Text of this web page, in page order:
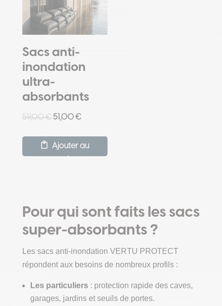
Sacs anti-
inondation
ultra-
absorbants
59,00€ Le
initial
était :
51,00€Le
actuel
est :
Ajouter au
Pour qui sont faits les sacs
super-absorbants ?
Les sacs anti-inondation VERTU PROTECT
répondent aux besoins de nombreux profils :
Les particuliers : protection rapide des caves,
garages, jardins et seuils de portes.